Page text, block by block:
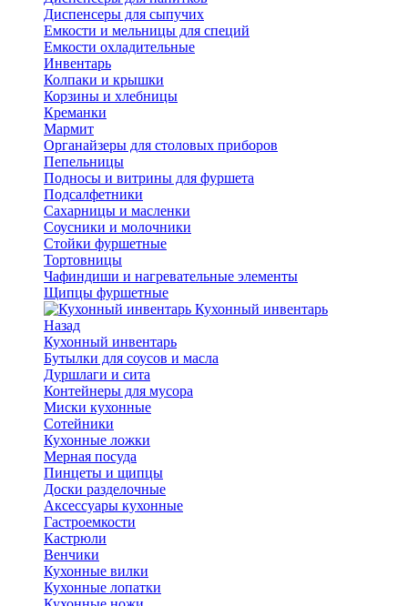
Диспенсеры для сыпучих
Емкости и мельницы для специй
Емкости охладительные
Инвентарь
Колпаки и крышки
Корзины и хлебницы
Креманки
Мармит
Органайзеры для столовых приборов
Пепельницы
Подносы и витрины для фуршета
Подсалфетники
Сахарницы и масленки
Соусники и молочники
Стойки фуршетные
Тортовницы
Чафиндиши и нагревательные элементы
Щипцы фуршетные
Кухонный инвентарь
Назад
Кухонный инвентарь
Бутылки для соусов и масла
Дуршлаги и сита
Контейнеры для мусора
Миски кухонные
Сотейники
Кухонные ложки
Мерная посуда
Пинцеты и щипцы
Доски разделочные
Аксессуары кухонные
Гастроемкости
Кастрюли
Венчики
Кухонные вилки
Кухонные лопатки